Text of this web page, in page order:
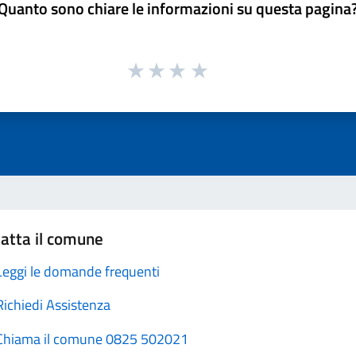
sono chiare le informazioni su questa
il comune
le domande frequenti
Assistenza
il comune 0825 502021